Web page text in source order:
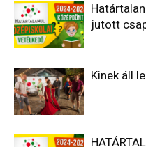
jutott
Kinek áll